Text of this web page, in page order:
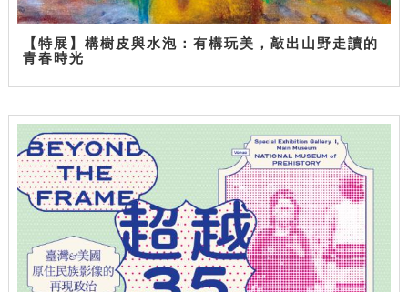
【特展】構樹皮與水泡：有構玩美，敲出山野走讀的
青春時光